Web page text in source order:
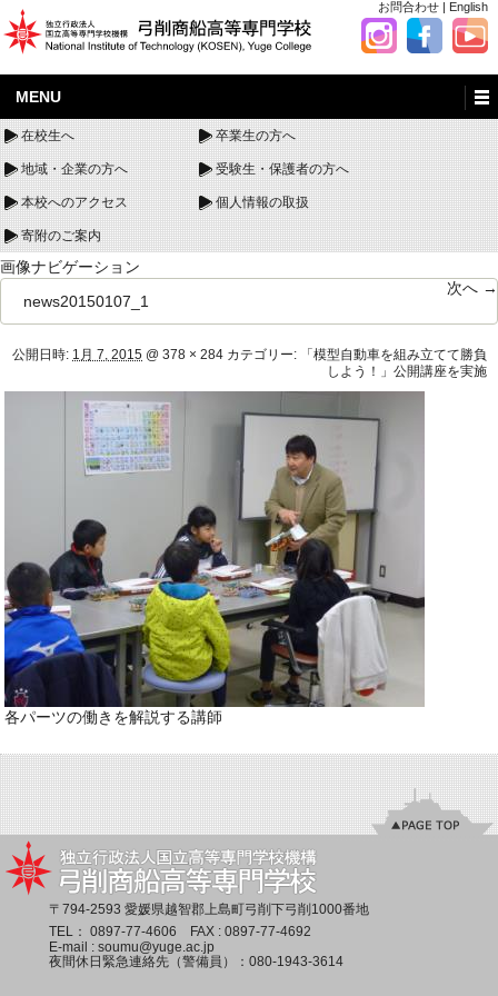
お問合わせ | English
MENU
在校生へ 卒業生の方へ
地域・企業の方へ 受験生・保護者の方へ
本校へのアクセス 個人情報の取扱
寄附のご案内
画像ナビゲーション
次へ →
news20150107_1
公開日時: 1月 7, 2015 @ 378 × 284 カテゴリー:
「模型自動車を組み立てて勝負
しよう！」公開講座を実施
各パーツの働きを解説する講師
〒794-2593 愛媛県越智郡上島町弓削下弓削1000番地
TEL： 0897-77-4606 FAX : 0897-77-4692
E-mail : soumu@yuge.ac.jp
夜間休日緊急連絡先（警備員）： 080-1943-3614